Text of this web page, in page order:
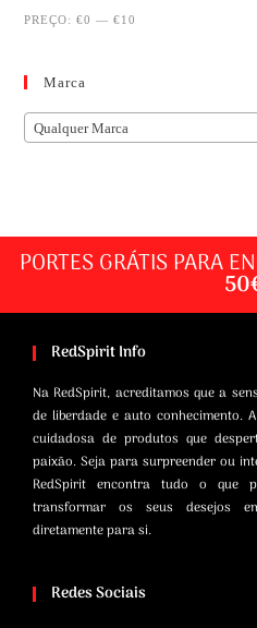
PREÇO:€0 —€10
Marca
Qualquer Marca
PORTES GRÁTIS PARA
RedSpirit Info
Na RedSpirit, acreditamos que a
de liberdade e auto conhecimento.
cuidadosa de produtos que
paixão. Seja para surpreender ou
RedSpirit encontra tudo o que
transformar os seus desejos
diretamente para si.
Redes Sociais